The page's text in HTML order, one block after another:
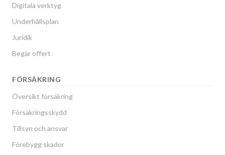
Digitala verktyg
Underhållsplan
Juridik
Begär offert
FÖRSÄKRING
Översikt försäkring
Försäkringsskydd
Tillsyn och ansvar
Förebygg skador